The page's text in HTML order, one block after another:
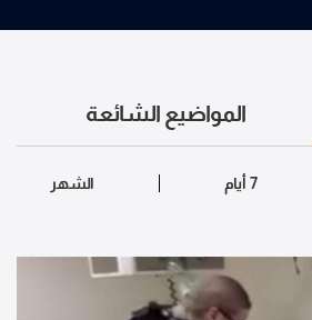
المواضيع الشائعة